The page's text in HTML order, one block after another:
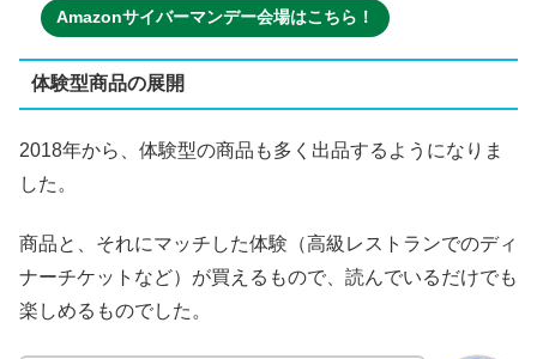
Amazonサイバーマンデー会場はこちら！
体験型商品の展開
2018年から、体験型の商品も多く出品するようになりま
した。
商品と、それにマッチした体験（高級レストランでのディ
ナーチケットなど）が買えるもので、読んでいるだけでも
楽しめるものでした。